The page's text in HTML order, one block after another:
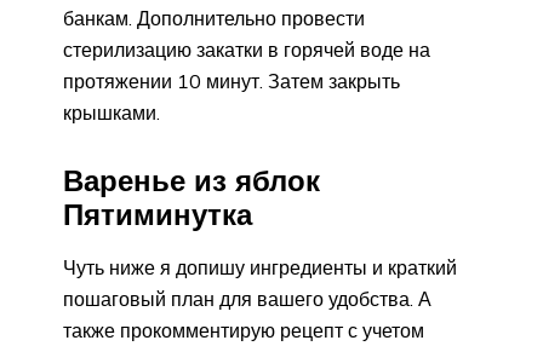
банкам. Дополнительно провести
стерилизацию закатки в горячей воде на
протяжении 10 минут. Затем закрыть
крышками.
Варенье из яблок
Пятиминутка
Чуть ниже я допишу ингредиенты и краткий
пошаговый план для вашего удобства. А
также прокомментирую рецепт с учетом